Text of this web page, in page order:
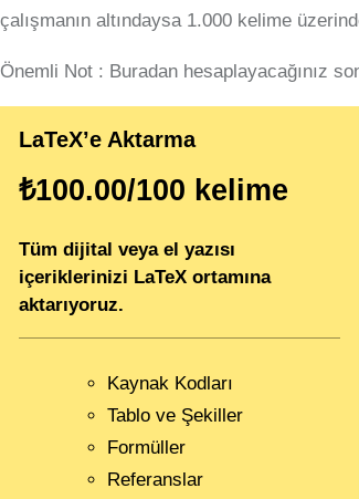
çalışmanın altındaysa 1.000 kelime
Önemli Not : Buradan hesaplayacağınız
LaTeX’e Aktarma
₺100.00/100 kelime
Tüm dijital veya el yazısı
içeriklerinizi LaTeX ortamına
aktarıyoruz.
Kaynak Kodları
Tablo ve Şekiller
Formüller
Referanslar